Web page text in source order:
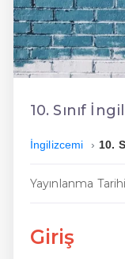
En Hızlı
En Kolay
En Ucuz
En Uygun
Hızlı
10. Sınıf
İngilizcemi 10.
Yayınlanma
Giriş